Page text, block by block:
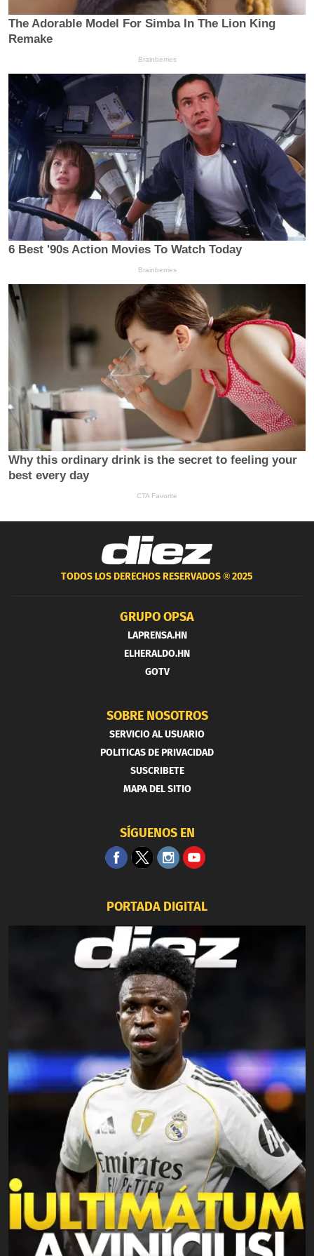
TODOS LOS DERECHOS RESERVADOS ®2025
GRUPO OPSA
LAPRENSA.HN
ELHERALDO.HN
GOTV
SOBRE NOSOTROS
SERVICIO AL USUARIO
POLITICAS DE PRIVACIDAD
SUSCRIBETE
MAPA DEL SITIO
SÍGUENOS EN
PORTADA DIGITAL